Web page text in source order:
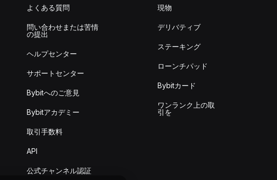
よくある質問
問い合わせまたは苦情
の提出
ヘルプセンター
サポートセンター
Bybitへのご意見
Bybitアカデミー
取引手数料
API
公式チャンネル認証
現物
デリバティブ
ステーキング
ローンチパッド
Bybitカード
ワンランク上の取
引を